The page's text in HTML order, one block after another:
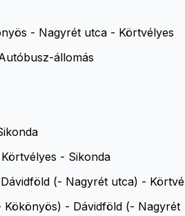
- Nagyrét utca - Körtvélyes
állomás
- Sikonda
(- Nagyrét utca) - Körtvé
- Dávidföld (- Nagyrét